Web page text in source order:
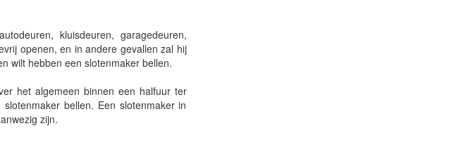
kluisdeuren, garagedeuren,
openen, en in andere gevallen zal hij
wilt hebben een slotenmaker bellen.
het algemeen binnen een halfuur ter
bellen. Een slotenmaker in
zijn.